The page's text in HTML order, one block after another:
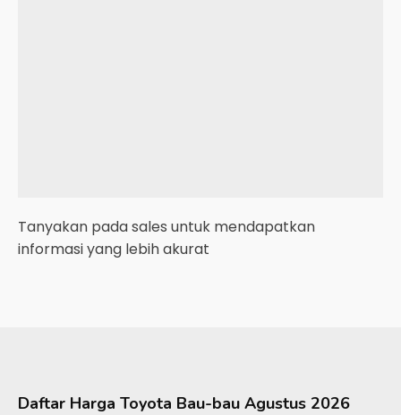
Tanyakan pada sales untuk mendapatkan
informasi yang lebih akurat
Daftar Harga Toyota Bau-bau Agustus 2026